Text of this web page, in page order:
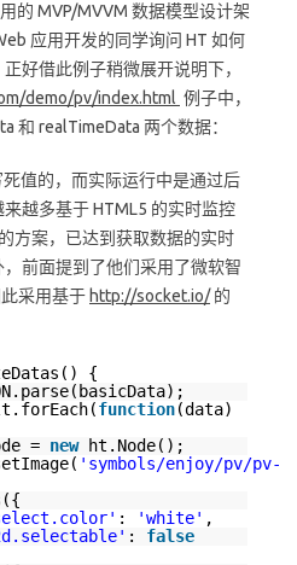
的 MVP/MVVM 数据模型设计架
应用开发的同学询问 HT 如何
好借此例子稍微展开说明下，
demo/pv/index.html 例子中，
和 realTimeData 两个数据：
值的，而实际运行中是通过后
越多基于 HTML5 的实时监控
方案，已达到获取数据的实时
前面提到了他们采用了微软智
采用基于 http://socket.io/的
{
function(data)
= new
ht.Node();
'symbols/enjoy/pv/pv-
: 'white' ,
: false